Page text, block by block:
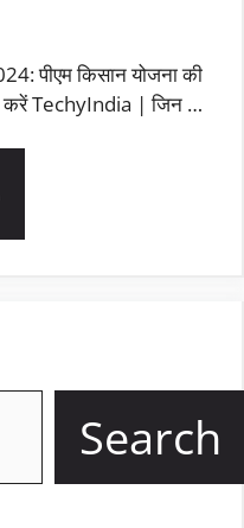
पीएम किसान योजना की
करें TechyIndia | जिन …
Search